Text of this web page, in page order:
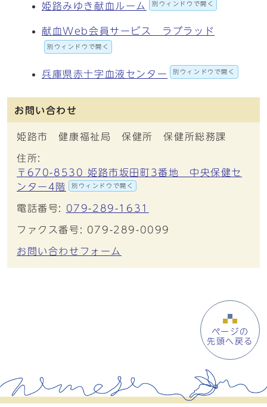
姫路みゆき献血ルーム 別ウィンドウで開く
献血Web会員サービス ラブラッド
別ウィンドウで開く
兵庫県赤十字血液センター 別ウィンドウで開く
お問い合わせ
姫路市 健康福祉局 保健所 保健所総務課
住所:
〒670-8530 姫路市坂田町3番地 中央保健セ
ンター4階
別ウィンドウで開く
電話番号: 079-289-1631
ファクス番号: 079-289-0099
お問い合わせフォーム
ページの
先頭へ戻る